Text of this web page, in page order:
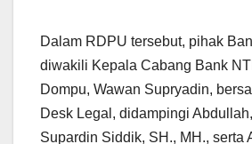
Dalam RDPU tersebut, pihak
diwakili Kepala Cabang Bank
Dompu, Wawan Supryadin,
Desk Legal, didampingi
Supardin Siddik, SH., MH., serta